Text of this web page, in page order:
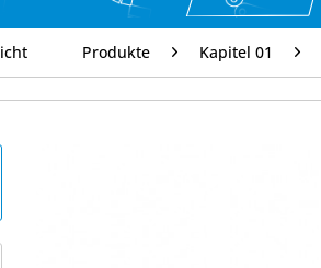
Produkte Kapitel 01